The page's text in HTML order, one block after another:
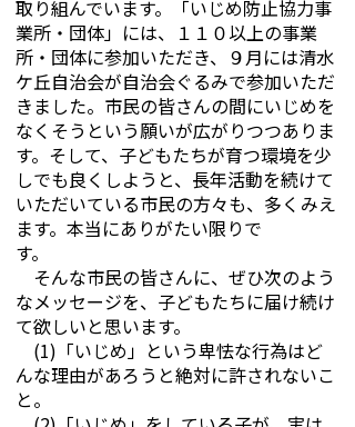
取り組んでいます。「いじめ防止協力事
業所・団体」には、１１０以上の事業
所・団体に参加いただき、９月には清水
ケ丘自治会が自治会ぐるみで参加いただ
きました。市民の皆さんの間にいじめを
なくそうという願いが広がりつつありま
す。そして、子どもたちが育つ環境を少
しでも良くしようと、長年活動を続けて
いただいている市民の方々も、多くみえ
ます。本当にありがたい限りで
す。
そんな市民の皆さんに、ぜひ次のよう
なメッセージを、子どもたちに届け続け
て欲しいと思います。
(1)「いじめ」という卑怯な行為はど
んな理由があろうと絶対に許されないこ
と。